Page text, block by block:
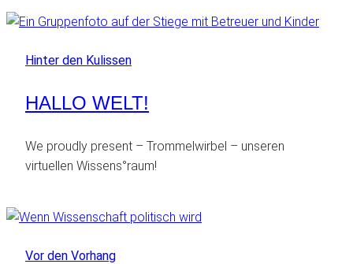
Hinter den Kulissen
HALLO WELT!
We proudly present – Trommelwirbel – unseren
virtuellen Wissens°raum!
Vor den Vorhang